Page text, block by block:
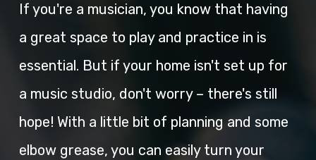
If you're a musician, you know that having
a great space to play and practice in is
essential. But if your home isn't set up for
a music studio, don't worry – there's still
hope! With a little bit of planning and some
elbow grease, you can easily turn your